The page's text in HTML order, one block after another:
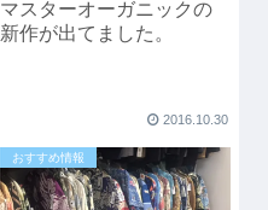
マスターオーガニックの
新作が出てました。
2016.10.30
おすすめ情報